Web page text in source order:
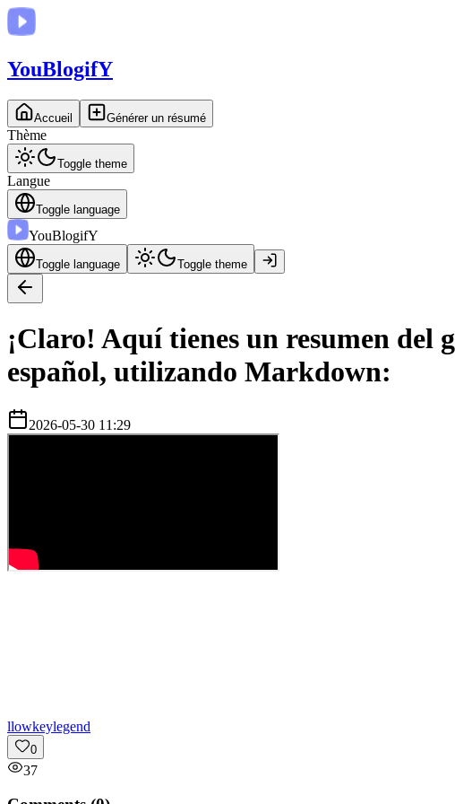
YouBlogifY
Accueil Générer un résumé
Thème
Toggle theme
Langue
Toggle language
YouBlogifY
Toggle language Toggle theme
¡Claro! Aquí tienes un resumen del
español, utilizando Markdown:
2026-05-30 11:29
llowkeylegend
0
37